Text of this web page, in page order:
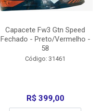
Capacete Fw3 Gtn Speed
Fechado - Preto/Vermelho -
58
Código: 31461
R$ 399,00